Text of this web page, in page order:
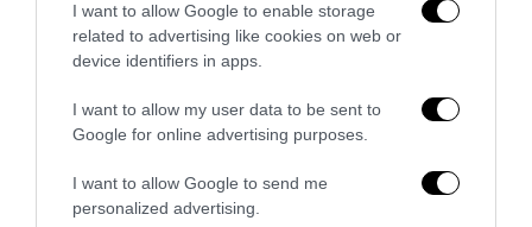
I want to allow Google to enable storage
related to advertising like cookies on web or
device identifiers in apps.
I want to allow my user data to be sent to
Google for online advertising purposes.
I want to allow Google to send me
personalized advertising.
Spin Time, l’antifascismo commensale della Roma